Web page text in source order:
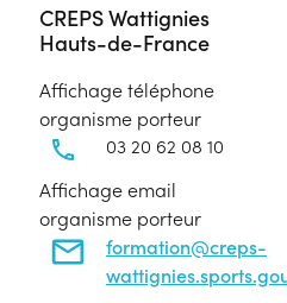
CREPS Wattignies
Hauts-de-France
Affichage téléphone
organisme porteur
03 20 62 08 10
Affichage email
organisme porteur
formation@creps-